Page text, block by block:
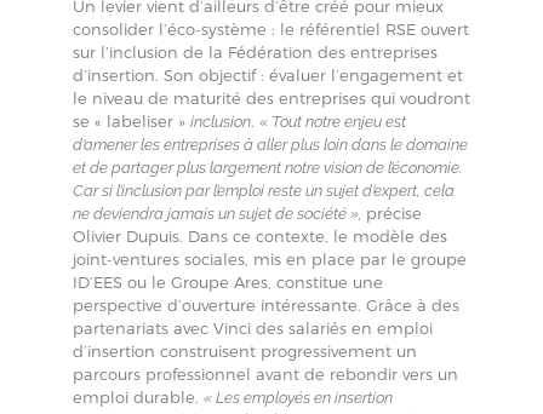
Un levier vient d’ailleurs d’être créé pour mieux
consolider l’éco-système : le référentiel RSE ouvert
sur l’inclusion de la Fédération des entreprises
d’insertion. Son objectif : évaluer l’engagement et
le niveau de maturité des entreprises qui voudront
se « labeliser » inclusion « Tout notre enjeu est
d’amener les entreprises à aller plus loin dans le domaine
et de partager plus largement notre vision de l’économie.
Car si l’inclusion par l’emploi reste un sujet d’expert, cela
ne deviendra jamais un sujet de société », précise
Olivier Dupuis. Dans ce contexte, le modèle des
joint-ventures sociales, mis en place par le groupe
ID’EES ou le Groupe Ares, constitue une
perspective d’ouverture intéressante. Grâce à des
partenariats avec Vinci des salariés en emploi
d’insertion construisent progressivement un
parcours professionnel avant de rebondir vers un
emploi durable. « Les employés en insertion